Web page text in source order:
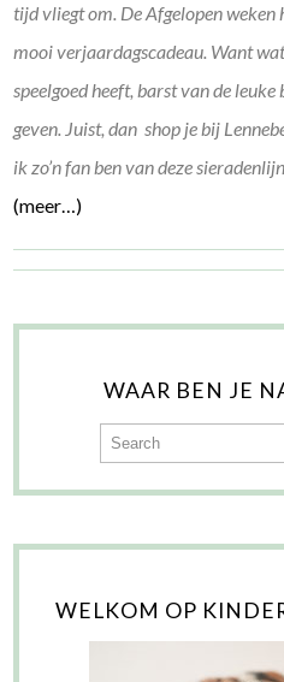
tijd vliegt om. De Afgelopen weken
mooi verjaardagscadeau. Want
speelgoed heeft, barst van de
geven. Juist, dan shop je bij
ik zo’n fan ben van deze
(meer…)
WAAR BEN JE
WELKOM OP